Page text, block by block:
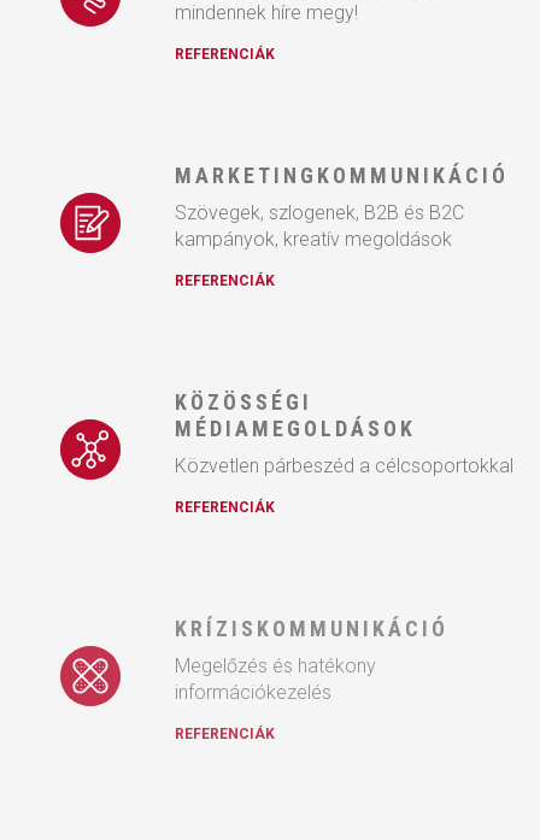
mindennek híre megy!
REFERENCIÁK
MARKETINGKOMMUNIKÁCIÓ
Szövegek, szlogenek, B2B és B2C
kampányok, kreatív megoldások
REFERENCIÁK
KÖZÖSSÉGI
MÉDIAMEGOLDÁSOK
Közvetlen párbeszéd a célcsoportokkal
REFERENCIÁK
KRÍZISKOMMUNIKÁCIÓ
Megelőzés és hatékony
információkezelés
REFERENCIÁK